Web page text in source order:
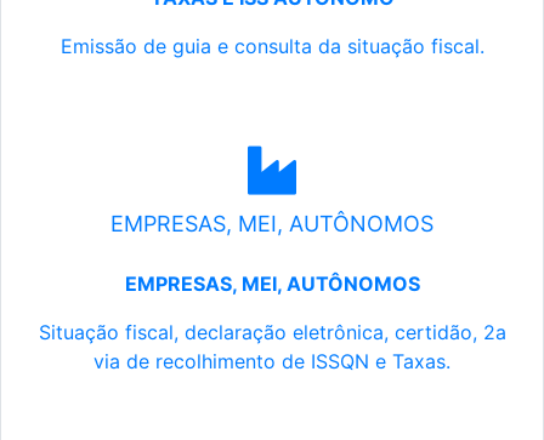
Emissão de guia e consulta da situação fiscal.
EMPRESAS, MEI, AUTÔNOMOS
EMPRESAS, MEI, AUTÔNOMOS
Situação fiscal, declaração eletrônica, certidão, 2a
via de recolhimento de ISSQN e Taxas.